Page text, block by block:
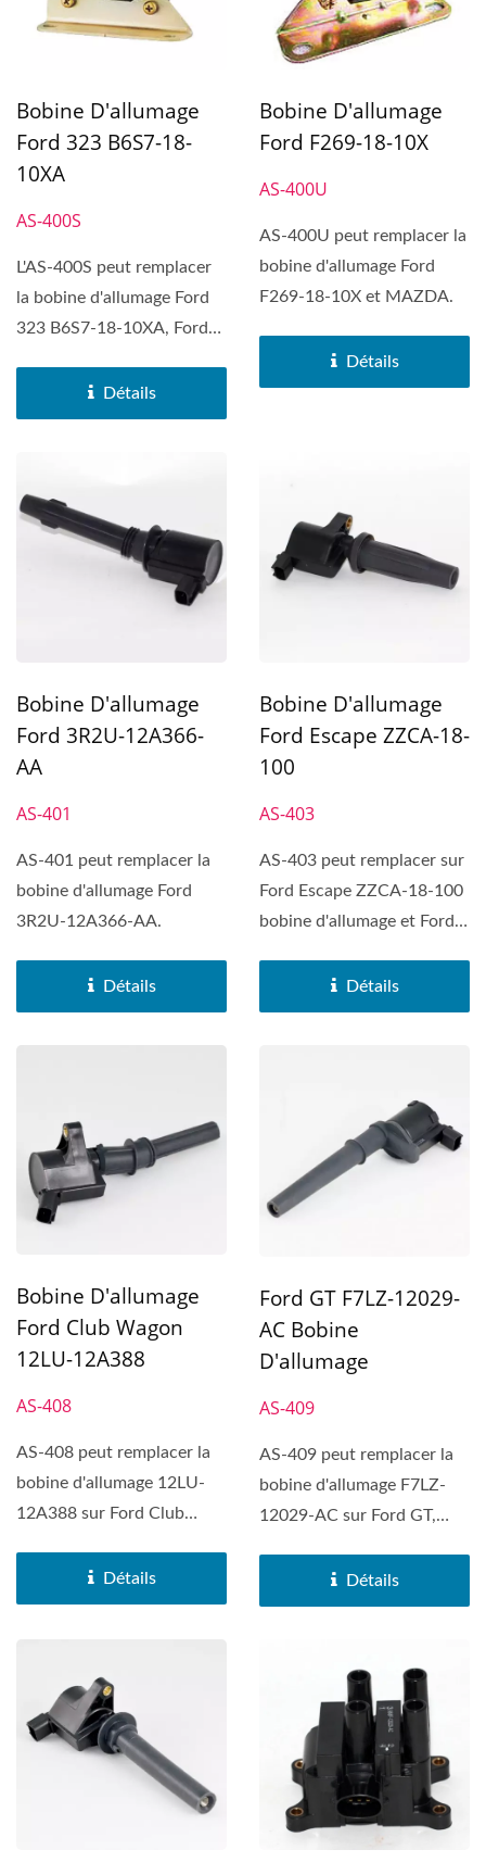
Bobine D'allumage
Ford 323 B6S7-18-
10XA
AS-400S
L'AS-400S peut remplacer
la bobine d'allumage Ford
323 B6S7-18-10XA, Ford
Détails
Bobine D'allumage
Ford F269-18-10X
AS-400U
AS-400U peut remplacer la
bobine d'allumage Ford
F269-18-10X et MAZDA.
Détails
Bobine D'allumage
Ford 3R2U-12A366-
AA
AS-401
AS-401 peut remplacer la
bobine d'allumage Ford
3R2U-12A366-AA.
Détails
Bobine D'allumage
Ford Escape ZZCA-18-
100
AS-403
AS-403 peut remplacer sur
Ford Escape ZZCA-18-100
bobine d'allumage et Ford
Détails
Bobine D'allumage
Ford Club Wagon
12LU-12A388
AS-408
AS-408 peut remplacer la
bobine d'allumage 12LU-
12A388 sur Ford Club
Victoria,...
Détails
Ford GT F7LZ-12029-
AC Bobine
D'allumage
AS-409
AS-409 peut remplacer la
bobine d'allumage F7LZ-
12029-AC sur Ford GT,
Détails